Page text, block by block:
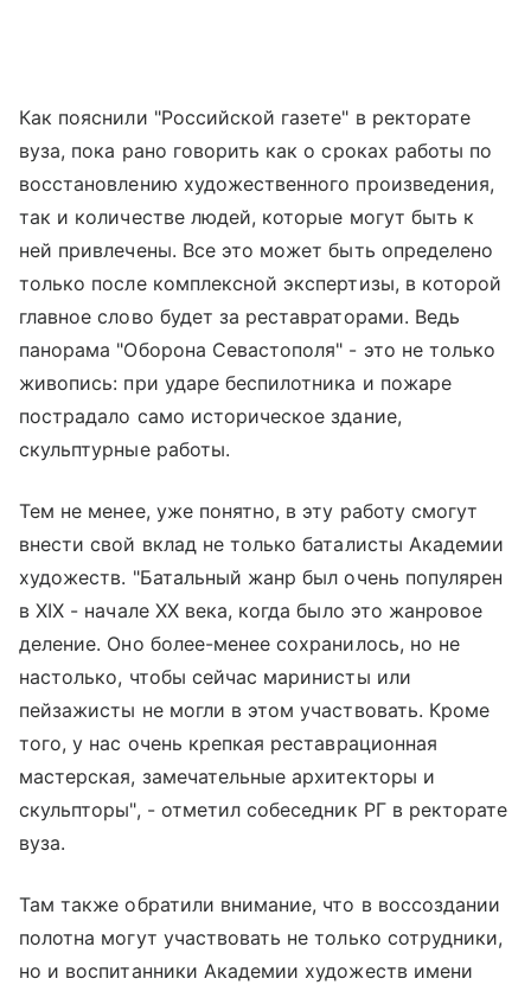
Как пояснили "Российской газете" в ректорате
вуза, пока рано говорить как о сроках работы по
восстановлению художественного произведения,
так и количестве людей, которые могут быть к
ней привлечены. Все это может быть определено
только после комплексной экспертизы, в которой
главное слово будет за реставраторами. Ведь
панорама "Оборона Севастополя" - это не только
живопись: при ударе беспилотника и пожаре
пострадало само историческое здание,
скульптурные работы.
Тем не менее, уже понятно, в эту работу смогут
внести свой вклад не только баталисты Академии
художеств. "Батальный жанр был очень популярен
в XIX - начале XX века, когда было это жанровое
деление. Оно более-менее сохранилось, но не
настолько, чтобы сейчас маринисты или
пейзажисты не могли в этом участвовать. Кроме
того, у нас очень крепкая реставрационная
мастерская, замечательные архитекторы и
скульпторы", - отметил собеседник РГ в ректорате
вуза.
Там также обратили внимание, что в воссоздании
полотна могут участвовать не только сотрудники,
но и воспитанники Академии художеств имени